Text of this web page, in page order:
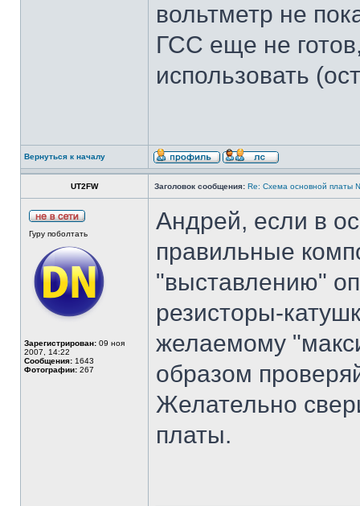
вольтметр не
ГСС еще не
использовать
Вернуться к началу
UT2FW Заголовок сообщения: Re: Cхема основной платы
Гуру поболтать
Зарегистрирован: 09 ноя
2007, 14:22
Сообщения: 1643
Фотографии: 267
Андрей, если в
правильные
"выставлению"
резисторы-
желаемому
образом
Желательно
платы.